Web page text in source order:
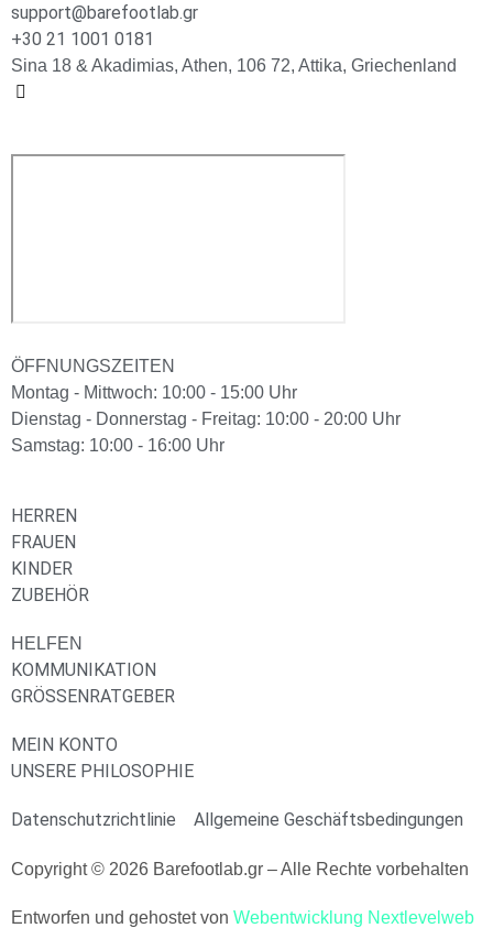
support@barefootlab.gr
+30 21 1001 0181
Sina 18 & Akadimias, Athen, 106 72, Attika, Griechenland
ÖFFNUNGSZEITEN
Montag - Mittwoch: 10:00 - 15:00 Uhr
Dienstag - Donnerstag - Freitag: 10:00 - 20:00 Uhr
Samstag: 10:00 - 16:00 Uhr
HERREN
FRAUEN
KINDER
ZUBEHÖR
HELFEN
KOMMUNIKATION
GRÖSSENRATGEBER
MEIN KONTO
UNSERE PHILOSOPHIE
Datenschutzrichtlinie Allgemeine Geschäftsbedingungen
Copyright © 2026 Barefootlab.gr – Alle Rechte vorbehalten
Entworfen und gehostet von Webentwicklung Nextlevelweb